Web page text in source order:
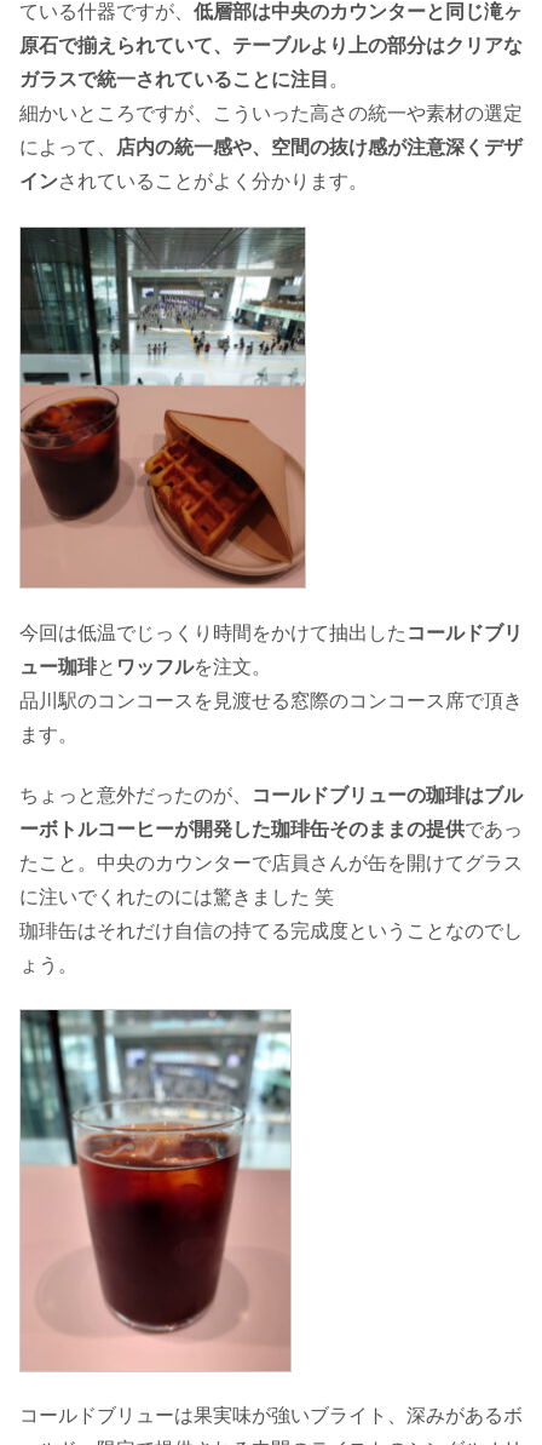
ている什器ですが、 低層部は中央のカウンターと同じ滝ヶ
原石で揃えられていて、テーブルより上の部分はクリアな
ガラスで統一されていることに注目 。
細かいところですが、こういった高さの統一や素材の選定
によって、
店内の統一感や、空間の抜け感が注意深くデザ
インされていることがよく分かります。
今回は低温でじっくり時間をかけて抽出した コールドブリ
ュー珈琲と ワッフルを注文。
品川駅のコンコースを見渡せる窓際のコンコース席で頂き
ます。
ちょっと意外だったのが、
コールドブリューの珈琲はブル
ーボトルコーヒーが開発した珈琲缶そのままの提供であっ
たこと。中央のカウンターで店員さんが缶を開けてグラス
に注いでくれたのには驚きました 笑
珈琲缶はそれだけ自信の持てる完成度ということなのでし
ょう。
コールドブリューは果実味が強いブライト、深みがあるボ